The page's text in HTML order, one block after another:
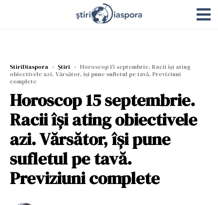
StiriDiaspora › Știri › Horoscop 15 septembrie. Racii își ating
obiectivele azi. Vărsător, își pune sufletul pe tavă. Previziuni
complete
Horoscop 15 septembrie.
Racii își ating obiectivele
azi. Vărsător, își pune
sufletul pe tavă.
Previziuni complete